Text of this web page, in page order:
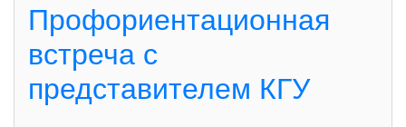
Профориентационная
встреча с
представителем КГУ